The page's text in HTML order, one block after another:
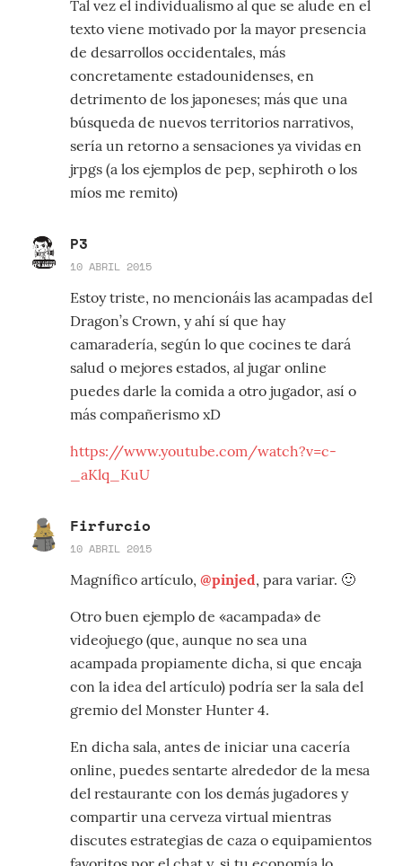
Tal vez el individualismo al que se alude en el
texto viene motivado por la mayor presencia
de desarrollos occidentales, más
concretamente estadounidenses, en
detrimento de los japoneses; más que una
búsqueda de nuevos territorios narrativos,
sería un retorno a sensaciones ya vividas en
jrpgs (a los ejemplos de pep, sephiroth o los
míos me remito)
P3
10 ABRIL 2015
Estoy triste, no mencionáis las acampadas del
Dragon’s Crown, y ahí sí que hay
camaradería, según lo que cocines te dará
salud o mejores estados, al jugar online
puedes darle la comida a otro jugador, así o
más compañerismo xD
https://www.youtube.com/watch?v=c-
_aKlq_KuU
Firfurcio
10 ABRIL 2015
Magnífico artículo, @pinjed, para variar. 🙂
Otro buen ejemplo de «acampada» de
videojuego (que, aunque no sea una
acampada propiamente dicha, si que encaja
con la idea del artículo) podría ser la sala del
gremio del Monster Hunter 4.
En dicha sala, antes de iniciar una cacería
online, puedes sentarte alrededor de la mesa
del restaurante con los demás jugadores y
compartir una cerveza virtual mientras
discutes estrategias de caza o equipamientos